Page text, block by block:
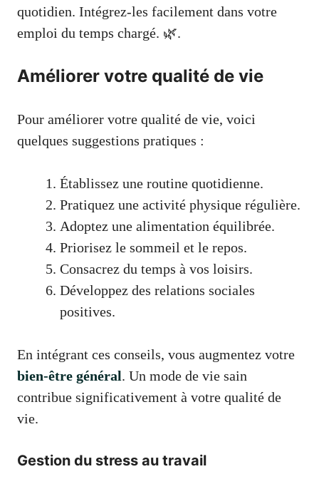
quotidien. Intégrez-les facilement dans votre
emploi du temps chargé. 🌿.
Améliorer votre qualité de vie
Pour améliorer votre qualité de vie, voici
quelques suggestions pratiques :
Établissez une routine quotidienne.
Pratiquez une activité physique régulière.
Adoptez une alimentation équilibrée.
Priorisez le sommeil et le repos.
Consacrez du temps à vos loisirs.
Développez des relations sociales
positives.
En intégrant ces conseils, vous augmentez votre
bien-être général. Un mode de vie sain
contribue significativement à votre qualité de
vie.
Gestion du stress au travail